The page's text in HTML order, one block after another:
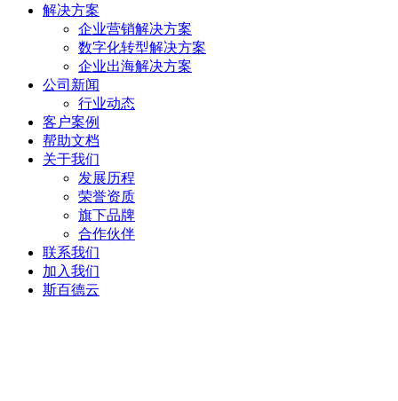
解决方案
企业营销解决方案
数字化转型解决方案
企业出海解决方案
公司新闻
行业动态
客户案例
帮助文档
关于我们
发展历程
荣誉资质
旗下品牌
合作伙伴
联系我们
加入我们
斯百德云